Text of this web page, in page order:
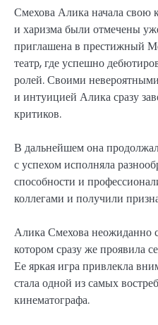
Смехова Алика начала свою
и харизма были отмечены
приглашена в престижный
театр, где успешно
ролей. Своими
и интуицией Алика сразу
критиков.
В дальнейшем она
с успехом исполняла
способности и
коллегами и получили
Алика Смехова неожиданно
котором сразу же проявила
Ее яркая игра привлекла
стала одной из самых
кинематографа.